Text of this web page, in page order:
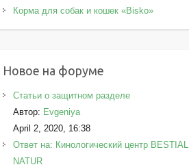
Корма для собак и кошек «Bisko»
Новое на форуме
Статьи о защитном разделе
Автор: Evgeniya
April 2, 2020, 16:38
Ответ на: Кинологический центр BESTIAL
NATUR